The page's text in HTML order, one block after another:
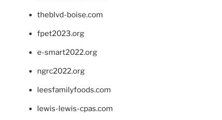
theblvd-boise.com
fpet2023.org
e-smart2022.org
ngrc2022.org
leesfamilyfoods.com
lewis-lewis-cpas.com